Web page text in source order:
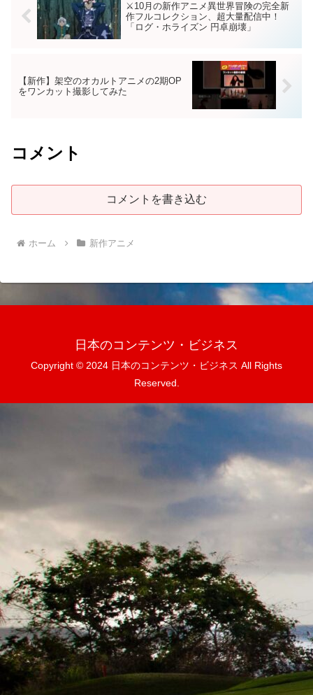
⚔️10月の新作アニメ異世界冒険の完全新
作フルコレクション、超大量配信中！
「ログ・ホライズン 円卓崩壊」
【新作】架空のオカルトアニメの2期OP
をワンカット撮影してみた
コメント
コメントを書き込む
ホーム 新作アニメ
日本のコンテンツ・ビジネス
Copyright © 2024 日本のコンテンツ・ビジネス All Rights
Reserved.